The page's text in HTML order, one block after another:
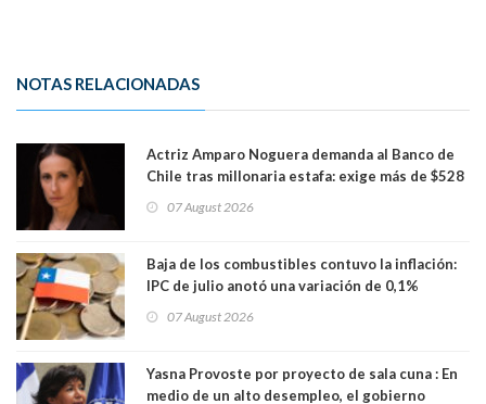
NOTAS RELACIONADAS
Actriz Amparo Noguera demanda al Banco de
Chile tras millonaria estafa: exige más de $528
07 August 2026
Baja de los combustibles contuvo la inflación:
IPC de julio anotó una variación de 0,1%
07 August 2026
Yasna Provoste por proyecto de sala cuna : En
medio de un alto desempleo, el gobierno